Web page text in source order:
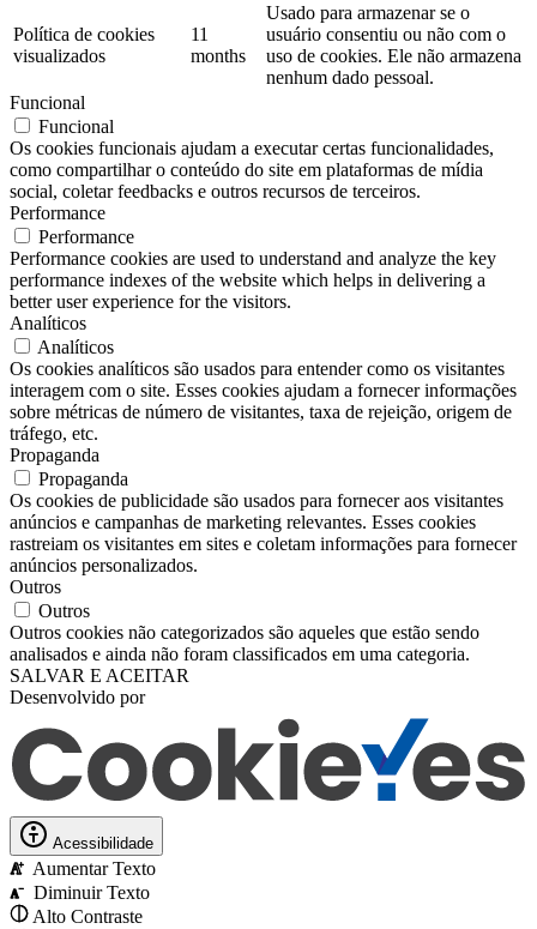
Política de cookies
visualizados
11
months
Usado para armazenar se o
usuário consentiu ou não com o
uso de cookies. Ele não armazena
nenhum dado pessoal.
Funcional
Funcional
Os cookies funcionais ajudam a executar certas funcionalidades,
como compartilhar o conteúdo do site em plataformas de mídia
social, coletar feedbacks e outros recursos de terceiros.
Performance
Performance
Performance cookies are used to understand and analyze the key
performance indexes of the website which helps in delivering a
better user experience for the visitors.
Analíticos
Analíticos
Os cookies analíticos são usados ​​para entender como os visitantes
interagem com o site. Esses cookies ajudam a fornecer informações
sobre métricas de número de visitantes, taxa de rejeição, origem de
tráfego, etc.
Propaganda
Propaganda
Os cookies de publicidade são usados ​​para fornecer aos visitantes
anúncios e campanhas de marketing relevantes. Esses cookies
rastreiam os visitantes em sites e coletam informações para fornecer
anúncios personalizados.
Outros
Outros
Outros cookies não categorizados são aqueles que estão sendo
analisados ​​e ainda não foram classificados em uma categoria.
SALVAR E ACEITAR
Desenvolvido por
Acessibilidade
A Aumentar Texto
A
Diminuir Texto
Alto Contraste